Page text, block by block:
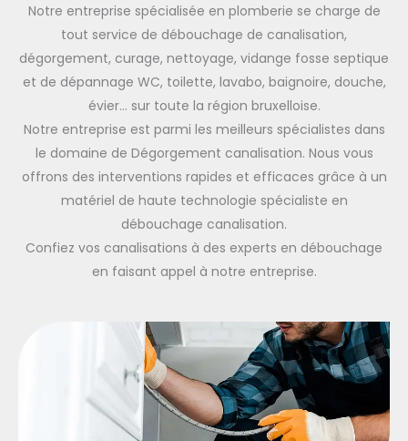
Notre entreprise spécialisée en plomberie se charge de
tout service de débouchage de canalisation,
dégorgement, curage, nettoyage, vidange fosse septique
et de dépannage WC, toilette, lavabo, baignoire, douche,
évier… sur toute la région bruxelloise.
Notre entreprise est parmi les meilleurs spécialistes dans
le domaine de Dégorgement canalisation. Nous vous
offrons des interventions rapides et efficaces grâce à un
matériel de haute technologie spécialiste en
débouchage canalisation.
Confiez vos canalisations à des experts en débouchage
en faisant appel à notre entreprise.